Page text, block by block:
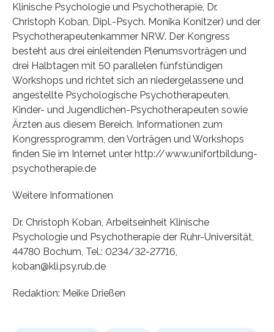
Klinische Psychologie und Psychotherapie, Dr.
Christoph Koban, Dipl.-Psych. Monika Konitzer) und der
Psychotherapeutenkammer NRW. Der Kongress
besteht aus drei einleitenden Plenumsvorträgen und
drei Halbtagen mit 50 parallelen fünfstündigen
Workshops und richtet sich an niedergelassene und
angestellte Psychologische Psychotherapeuten,
Kinder- und Jugendlichen-Psychotherapeuten sowie
Ärzten aus diesem Bereich. Informationen zum
Kongressprogramm, den Vorträgen und Workshops
finden Sie im Internet unter http://www.unifortbildung-
psychotherapie.de
Weitere Informationen
Dr. Christoph Koban, Arbeitseinheit Klinische
Psychologie und Psychotherapie der Ruhr-Universität,
44780 Bochum, Tel.: 0234/32-27716,
koban@kli.psy.rub.de
Redaktion: Meike Drießen